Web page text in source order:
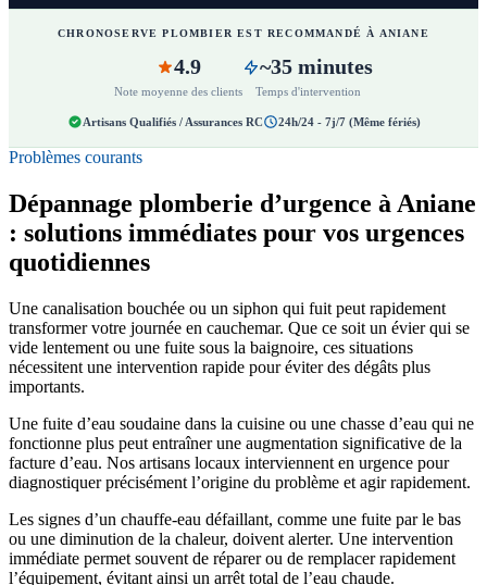
CHRONOSERVE PLOMBIER EST RECOMMANDÉ À ANIANE
4.9
Note moyenne des clients
~35 minutes
Temps d'intervention
Artisans Qualifiés / Assurances RC 24h/24 - 7j/7 (Même fériés)
Problèmes courants
Dépannage plomberie d’urgence à Aniane
: solutions immédiates pour vos urgences
quotidiennes
Une canalisation bouchée ou un siphon qui fuit peut rapidement
transformer votre journée en cauchemar. Que ce soit un évier qui se
vide lentement ou une fuite sous la baignoire, ces situations
nécessitent une intervention rapide pour éviter des dégâts plus
importants.
Une fuite d’eau soudaine dans la cuisine ou une chasse d’eau qui ne
fonctionne plus peut entraîner une augmentation significative de la
facture d’eau. Nos artisans locaux interviennent en urgence pour
diagnostiquer précisément l’origine du problème et agir rapidement.
Les signes d’un chauffe-eau défaillant, comme une fuite par le bas
ou une diminution de la chaleur, doivent alerter. Une intervention
immédiate permet souvent de réparer ou de remplacer rapidement
l’équipement, évitant ainsi un arrêt total de l’eau chaude.